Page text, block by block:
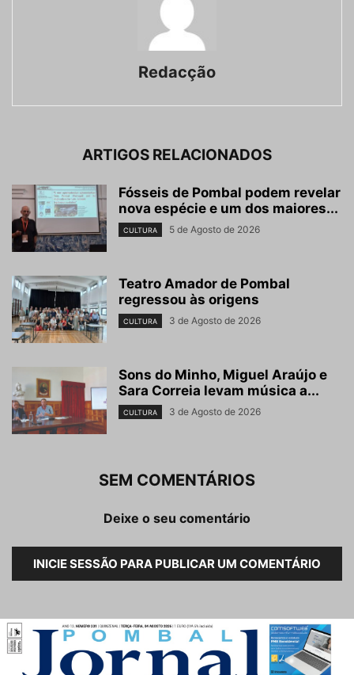
Redacção
ARTIGOS RELACIONADOS
Fósseis de Pombal podem revelar
nova espécie e um dos maiores...
CULTURA 5 de Agosto de 2026
Teatro Amador de Pombal
regressou às origens
CULTURA 3 de Agosto de 2026
Sons do Minho, Miguel Araújo e
Sara Correia levam música a...
CULTURA 3 de Agosto de 2026
SEM COMENTÁRIOS
Deixe o seu comentário
INICIE SESSÃO PARA PUBLICAR UM COMENTÁRIO